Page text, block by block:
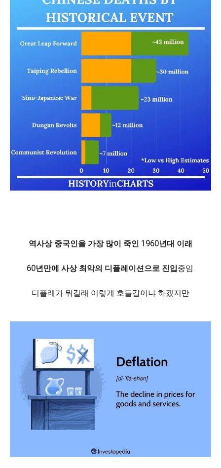
역사상 중국인을 가장 많이 죽인 1960년대 이래
60년만에 사상 최악의 디플레이션으로 진입중임.
디플레가 뭐길래 이렇게 호들갑이냐 하겠지만